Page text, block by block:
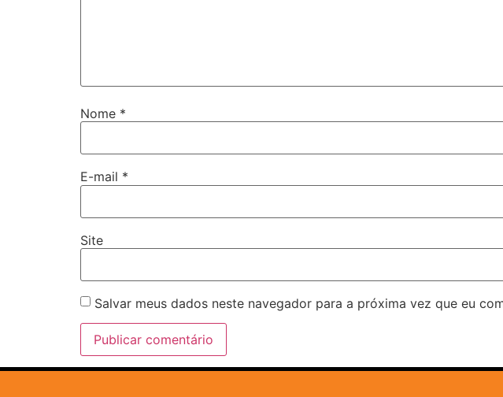
Nome *
E-mail *
Site
Salvar meus dados neste navegador para a próxima vez que eu